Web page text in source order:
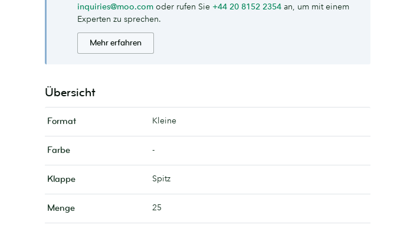
inquiries@moo.com oder rufen Sie +44 20 8152 2354 an, um mit einem
Experten zu sprechen.
Mehr erfahren
Übersicht
Format Kleine
Farbe -
Klappe Spitz
Menge 25